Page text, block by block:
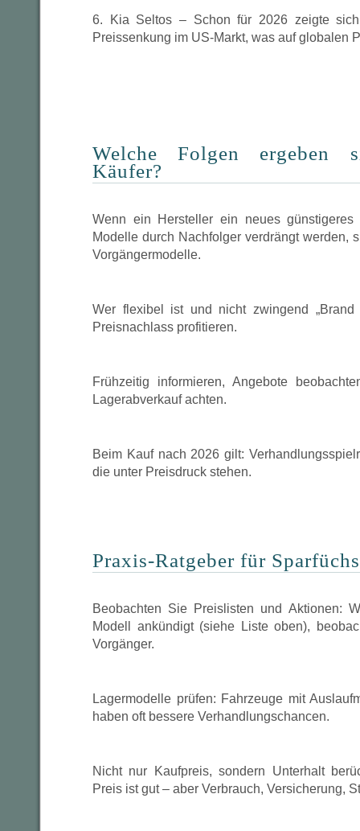
6. Kia Seltos – Schon für 2026 zeigte
Preissenkung im US-Markt, was auf globalen
Welche Folgen ergeben
Käufer?
Wenn ein Hersteller ein neues
Modelle durch Nachfolger verdrängt werden,
Vorgängermodelle.
Wer flexibel ist und nicht zwingend „Brand
Preisnachlass profitieren.
Frühzeitig informieren, Angebote
Lagerabverkauf achten.
Beim Kauf nach 2026 gilt:
die unter Preisdruck stehen.
Praxis-Ratgeber für
Beobachten Sie Preislisten und Aktionen:
Modell ankündigt (siehe Liste oben),
Vorgänger.
Lagermodelle prüfen: Fahrzeuge mit
haben oft bessere Verhandlungschancen.
Nicht nur Kaufpreis, sondern Unterhalt
Preis ist gut – aber Verbrauch, Versicherung,